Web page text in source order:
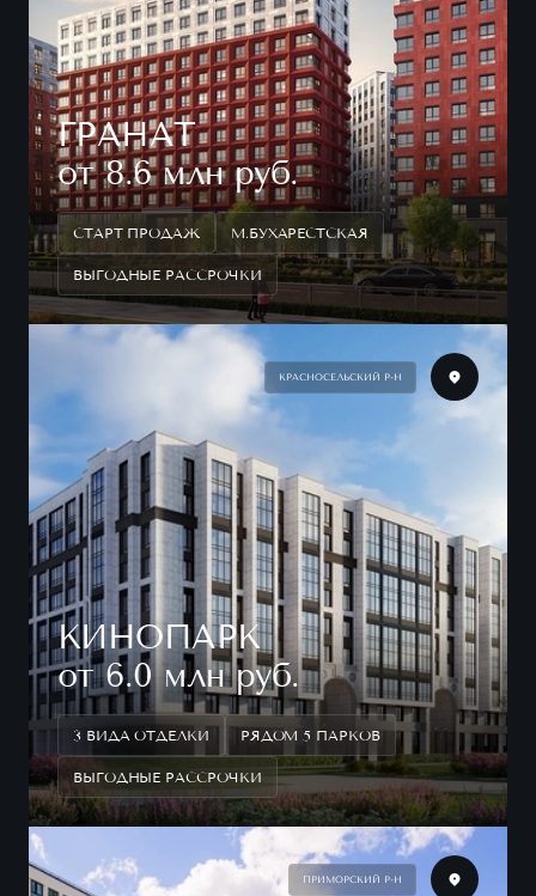
ГРАНАТ
от 8.6 млн руб.
СТАРТ ПРОДАЖ М.БУХАРЕСТСКАЯ
ВЫГОДНЫЕ РАССРОЧКИ
КРАСНОСЕЛЬСКИЙ Р-Н
КИНОПАРК
от 6.0 млн руб.
3 ВИДА ОТДЕЛКИ РЯДОМ 5 ПАРКОВ
ВЫГОДНЫЕ РАССРОЧКИ
ПРИМОРСКИЙ Р-Н